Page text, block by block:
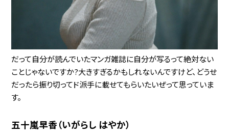
だって自分が読んでいたマンガ雑誌に自分が写るって絶対ない
ことじゃないですか?大きすぎるかもしれないんですけど、どうせ
だったら振り切ってド派手に載せてもらいたいぜって思っていま
す。
五十嵐早香（いがらし はやか）